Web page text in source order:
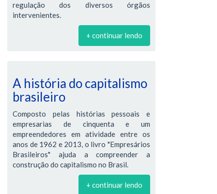
regulação dos diversos órgãos
intervenientes.
+ continuar lendo
A história do capitalismo
brasileiro
Composto pelas histórias pessoais e
empresarias de cinquenta e um
empreendedores em atividade entre os
anos de 1962 e 2013, o livro "Empresários
Brasileiros" ajuda a compreender a
construção do capitalismo no Brasil.
+ continuar lendo